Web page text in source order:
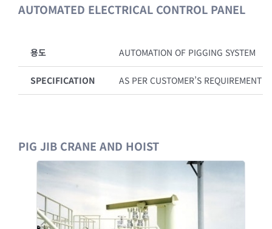
AUTOMATED ELECTRICAL CONTROL PANEL
용도 AUTOMATION OF PIGGING SYSTEM
SPECIFICATION AS PER CUSTOMER’S REQUIREMENT
PIG JIB CRANE AND HOIST